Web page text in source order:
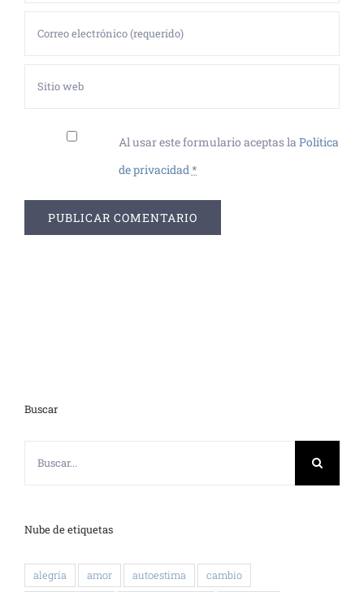
Al usar este formulario aceptas la Política
de privacidad *
Buscar
Nube de etiquetas
alegría amor autoestima cambio